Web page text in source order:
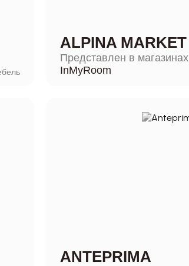
ALPINA MARKET
Представлен в магазинах
InMyRoom
ANTEPRIMA